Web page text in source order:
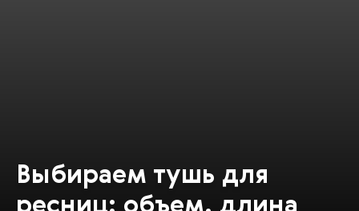
Выбираем тушь для